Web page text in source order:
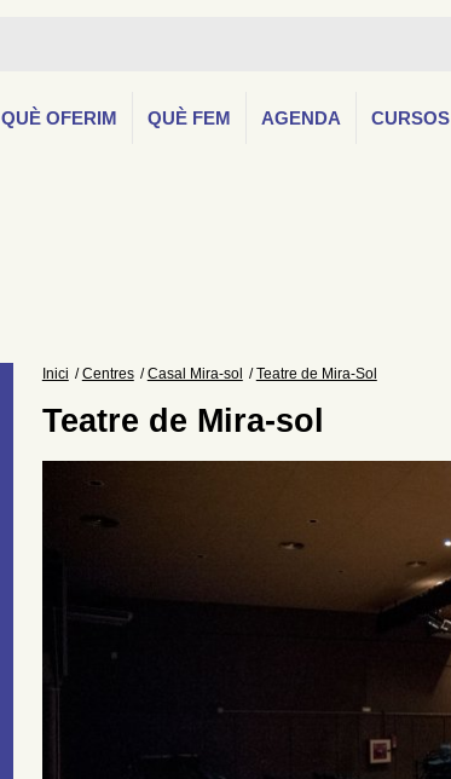
QUÈ OFERIM QUÈ FEM AGENDA
Inici Centres Casal Mira-sol Teatre de Mira-Sol
Teatre de Mira-sol